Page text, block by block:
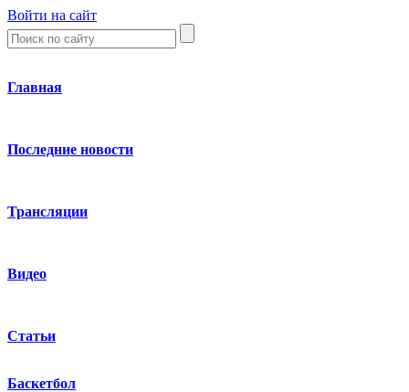
Войти на сайт
Главная
Последние новости
Трансляции
Видео
Статьи
Баскетбол